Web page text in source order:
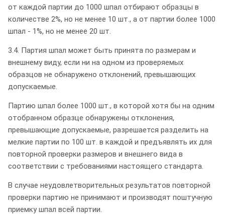
от каждой партии до 1000 шпал отбирают образцы в
количестве 2%, но не менее 10 шт., а от партии более 1000
шпал - 1%, но не менее 20 шт.
3.4. Партия шпал может быть принята по размерам и
внешнему виду, если ни на одном из проверяемых
образцов не обнаружено отклонений, превышающих
допускаемые.
Партию шпал более 1000 шт., в которой хотя бы на одним
отобранном образце обнаружены отклонения,
превышающие допускаемые, разрешается разделить на
мелкие партии по 100 шт. в каждой и предъявлять их для
повторной проверки размеров и внешнего вида в
соответствии с требованиями настоящего стандарта.
В случае неудовлетворительных результатов повторной
проверки партию не принимают и производят поштучную
приемку шпал всей партии.